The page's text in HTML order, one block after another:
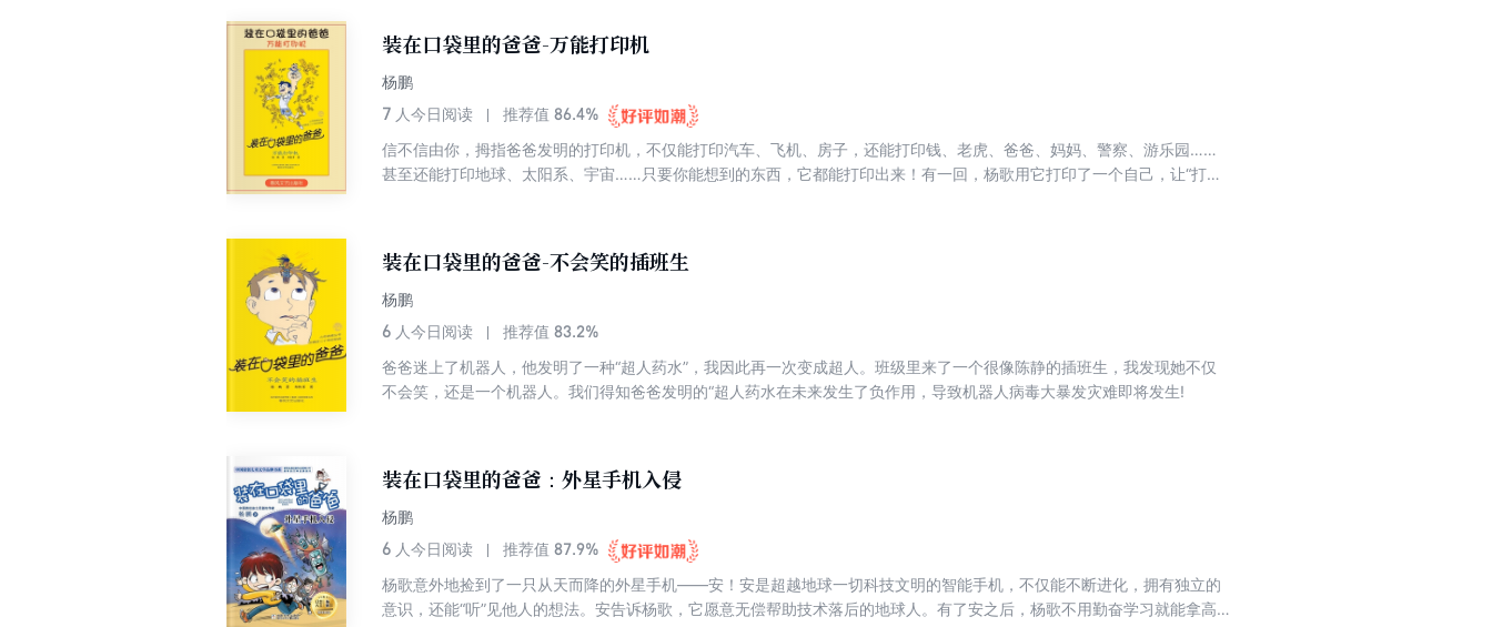
装在口袋里的爸爸-万能打印机
杨鹏
7 人今日阅读 推荐值 86.4%
信不信由你，拇指爸爸发明的打印机，不仅能打印汽车、飞机、房子，还能打印钱、老虎、爸爸、妈妈、警察、游乐园……
甚至还能打印地球、太阳系、宇宙……只要你能想到的东西，它都能打印出来！有一回，杨歌用它打印了一个自己，让“打印
装在口袋里的爸爸-不会笑的插班生
杨鹏
6 人今日阅读 推荐值 83.2%
爸爸迷上了机器人，他发明了一种“超人药水”，我因此再一次变成超人。班级里来了一个很像陈静的插班生，我发现她不仅
不会笑，还是一个机器人。我们得知爸爸发明的“超人药水在未来发生了负作用，导致机器人病毒大暴发灾难即将发生!
装在口袋里的爸爸：外星手机入侵
杨鹏
6 人今日阅读 推荐值 87.9%
杨歌意外地捡到了一只从天而降的外星手机——安！安是超越地球一切科技文明的智能手机，不仅能不断进化，拥有独立的
意识，还能“听”见他人的想法。安告诉杨歌，它愿意无偿帮助技术落后的地球人。有了安之后，杨歌不用勤奋学习就能拿高